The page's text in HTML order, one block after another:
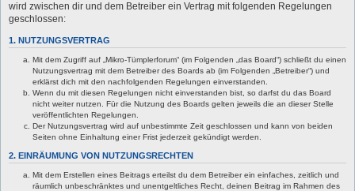
wird zwischen dir und dem Betreiber ein Vertrag mit folgenden Regelungen
geschlossen:
1. NUTZUNGSVERTRAG
Mit dem Zugriff auf „Mikro-Tümplerforum“ (im Folgenden „das Board“) schließt du einen
Nutzungsvertrag mit dem Betreiber des Boards ab (im Folgenden „Betreiber“) und
erklärst dich mit den nachfolgenden Regelungen einverstanden.
Wenn du mit diesen Regelungen nicht einverstanden bist, so darfst du das Board
nicht weiter nutzen. Für die Nutzung des Boards gelten jeweils die an dieser Stelle
veröffentlichten Regelungen.
Der Nutzungsvertrag wird auf unbestimmte Zeit geschlossen und kann von beiden
Seiten ohne Einhaltung einer Frist jederzeit gekündigt werden.
2. EINRÄUMUNG VON NUTZUNGSRECHTEN
Mit dem Erstellen eines Beitrags erteilst du dem Betreiber ein einfaches, zeitlich und
räumlich unbeschränktes und unentgeltliches Recht, deinen Beitrag im Rahmen des